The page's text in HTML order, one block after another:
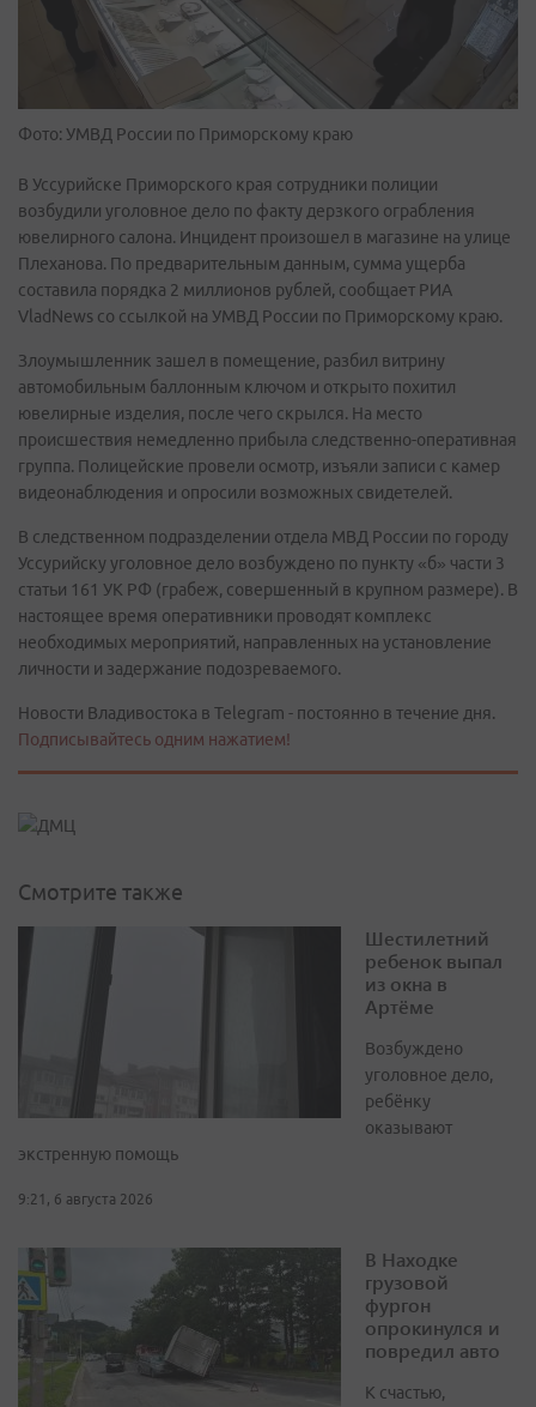
Фото: УМВД России по Приморскому краю
В Уссурийске Приморского края сотрудники полиции
возбудили уголовное дело по факту дерзкого ограбления
ювелирного салона. Инцидент произошел в магазине на улице
Плеханова. По предварительным данным, сумма ущерба
составила порядка 2 миллионов рублей, сообщает РИА
VladNews со ссылкой на УМВД России по Приморскому краю.
Злоумышленник зашел в помещение, разбил витрину
автомобильным баллонным ключом и открыто похитил
ювелирные изделия, после чего скрылся. На место
происшествия немедленно прибыла следственно-оперативная
группа. Полицейские провели осмотр, изъяли записи с камер
видеонаблюдения и опросили возможных свидетелей.
В следственном подразделении отдела МВД России по городу
Уссурийску уголовное дело возбуждено по пункту «б» части 3
статьи 161 УК РФ (грабеж, совершенный в крупном размере). В
настоящее время оперативники проводят комплекс
необходимых мероприятий, направленных на установление
личности и задержание подозреваемого.
Новости Владивостока в Telegram - постоянно в течение дня.
Подписывайтесь одним нажатием!
Смотрите также
Шестилетний
ребенок выпал
из окна в
Артёме
Возбуждено
уголовное дело,
ребёнку
оказывают
экстренную помощь
9:21, 6 августа 2026
В Находке
грузовой
фургон
опрокинулся и
повредил авто
К счастью,